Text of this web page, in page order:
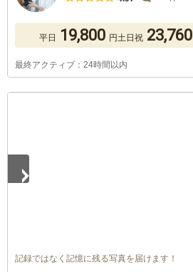
平日 19,800 円土日祝 23,760
最終アクティブ：24時間以内
記録ではなく記憶に残る写真を届けます！